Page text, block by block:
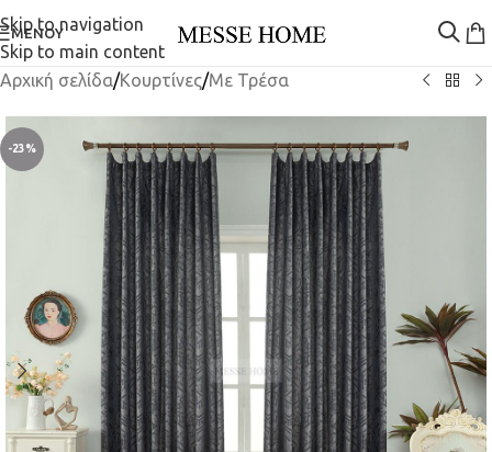
Skip to navigation
Skip to main content
ΜΕΝΟΎ
Αρχική σελίδα/Κουρτίνες/Mε Τρέσα
-23%